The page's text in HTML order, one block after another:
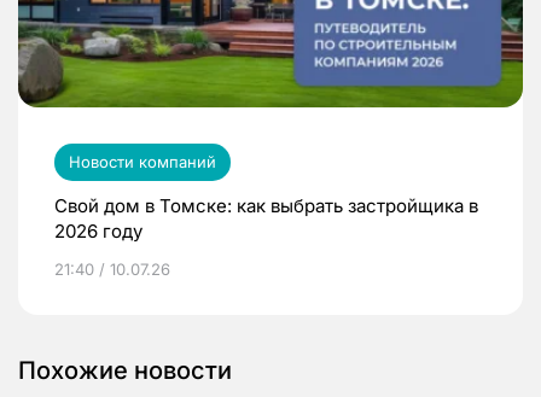
Новости компаний
Свой дом в Томске: как выбрать застройщика в
2026 году
21:40 / 10.07.26
Похожие новости